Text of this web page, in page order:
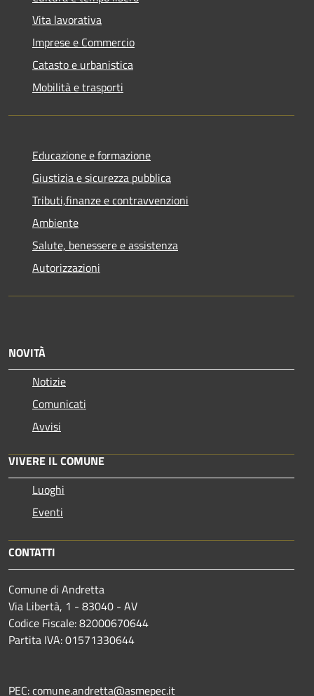
Vita lavorativa
Imprese e Commercio
Catasto e urbanistica
Mobilità e trasporti
Educazione e formazione
Giustizia e sicurezza pubblica
Tributi,finanze e contravvenzioni
Ambiente
Salute, benessere e assistenza
Autorizzazioni
NOVITÀ
Notizie
Comunicati
Avvisi
VIVERE IL COMUNE
Luoghi
Eventi
CONTATTI
Comune di Andretta
Via Libertà, 1 - 83040 - AV
Codice Fiscale: 82000670644
Partita IVA: 01571330644
PEC: comune.andretta@asmepec.it